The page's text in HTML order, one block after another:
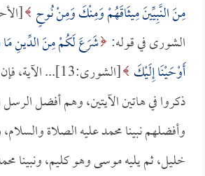
مِنَ النَّبِيِّينَ مِيثَاقَهُمْ وَمِنْكَ وَمِنْ نُوحٍ
الشورى في قوله: شَرَعَ لَكُمْ مِنَ الدِّينِ
أَوْحَيْنَا إِلَيْكَ
[الشورى:13]...
ذكروا في هاتين الآيتين، وهم أفضل
وأفضلهم نبينا محمد عليه الصلاة
خليل، ثم يليه موسى وهو كليم، ونبينا